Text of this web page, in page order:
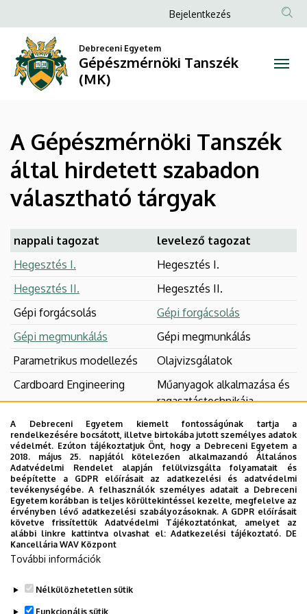
Gépészmérnöki
Tanszék
által
hirdetett
szabadon
választható
tárgyak
Gépészmérnöki
Tanszék
(MK)
a
tartalomra
Anonim
fiók
menüje
Bejelentkezés
Debreceni Egyetem
Gépészmérnöki Tanszék
(MK)
A Gépészmérnöki Tanszék
által hirdetett szabadon
választható tárgyak
nappali tagozat
levelező tagozat
Hegesztés I.
Hegesztés I.
Hegesztés II.
Hegesztés II.
Gépi forgácsolás
Gépi forgácsolás
Gépi megmunkálás
Gépi megmunkálás
Parametrikus modellezés
Olajvizsgálatok
Cardboard Engineering
Műanyagok alkalmazása és
ragasztástechnikája
Műanyagok alkalmazása és
ragasztástechnikája
Olajvizsgálatok
Korszerű javítástechnikák
Legutóbbi frissítés: 2023. 09. 05. 14:59
A Debreceni Egyetem kiemelt fontosságúnak tartja a
rendelkezésére bocsátott, illetve birtokába jutott személyes adatok
védelmét. Ezúton tájékoztatjuk Önt, hogy a Debreceni Egyetem a
2018. május 25. napjától kötelezően alkalmazandó Általános
Adatvédelmi Rendelet alapján felülvizsgálta folyamatait és
beépítette a GDPR előírásait az adatkezelési és adatvédelmi
tevékenységébe. A felhasználók személyes adatait a Debreceni
Egyetem korábban is teljes körültekintéssel kezelte, megfelelve az
érvényben lévő adatkezelési szabályozásoknak. A GDPR előírásait
követve frissítettük Adatvédelmi Tájékoztatónkat, amelyet az
alábbi linkre kattintva olvashat el:Adatkezelési tájékoztató. DE
Kancellária WAV Központ
További információk
Nélkülözhetetlen sütik
Funkcionális sütik